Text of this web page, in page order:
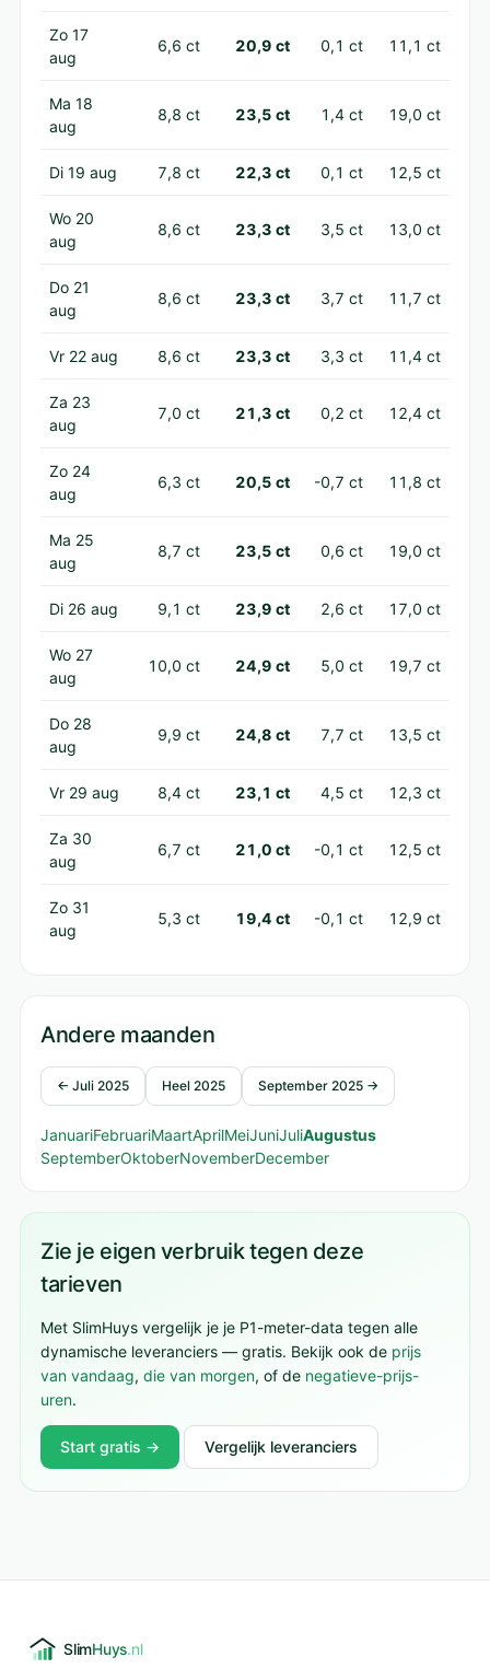
Zo 17
aug
6,6 ct 20,9 ct 0,1 ct 11,1 ct
Ma 18
aug
8,8 ct 23,5 ct 1,4 ct 19,0 ct
Di 19 aug 7,8 ct 22,3 ct 0,1 ct 12,5 ct
Wo 20
aug
8,6 ct 23,3 ct 3,5 ct 13,0 ct
Do 21
aug
8,6 ct 23,3 ct 3,7 ct 11,7 ct
Vr 22 aug 8,6 ct 23,3 ct 3,3 ct 11,4 ct
Za 23
aug
7,0 ct 21,3 ct 0,2 ct 12,4 ct
Zo 24
aug
6,3 ct 20,5 ct -0,7 ct 11,8 ct
Ma 25
aug
8,7 ct 23,5 ct 0,6 ct 19,0 ct
Di 26 aug 9,1 ct 23,9 ct 2,6 ct 17,0 ct
Wo 27
aug
10,0 ct 24,9 ct 5,0 ct 19,7 ct
Do 28
aug
9,9 ct 24,8 ct 7,7 ct 13,5 ct
Vr 29 aug 8,4 ct 23,1 ct 4,5 ct 12,3 ct
Za 30
aug
6,7 ct 21,0 ct -0,1 ct 12,5 ct
Zo 31
aug
5,3 ct 19,4 ct -0,1 ct 12,9 ct
Andere maanden
← Juli 2025 Heel 2025 September 2025 →
JanuariFebruariMaartAprilMeiJuniJuliAugustus
SeptemberOktoberNovemberDecember
Zie je eigen verbruik tegen deze
tarieven
Met SlimHuys vergelijk je je P1-meter-data tegen alle
dynamische leveranciers — gratis. Bekijk ook de prijs
van vandaag, die van morgen, of de negatieve-prijs-
uren.
Start gratis → Vergelijk leveranciers